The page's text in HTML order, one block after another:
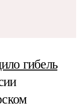
гибель